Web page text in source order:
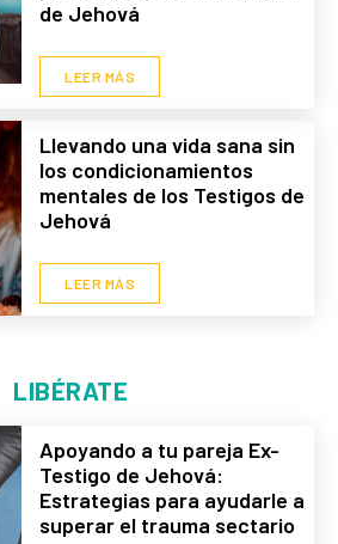
de Jehová
LEER MÁS
Llevando una vida sana sin
los condicionamientos
mentales de los Testigos de
Jehová
LEER MÁS
LIBÉRATE
Apoyando a tu pareja Ex-
Testigo de Jehová:
Estrategias para ayudarle a
superar el trauma sectario